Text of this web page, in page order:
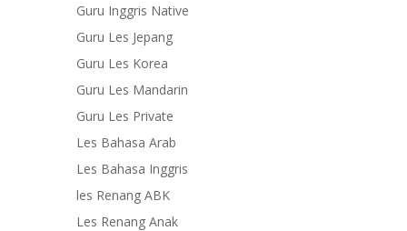
Guru Inggris Native
Guru Les Jepang
Guru Les Korea
Guru Les Mandarin
Guru Les Private
Les Bahasa Arab
Les Bahasa Inggris
les Renang ABK
Les Renang Anak